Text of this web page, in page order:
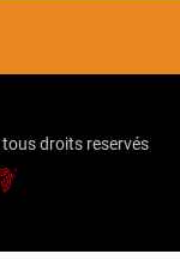
tous droits reservés